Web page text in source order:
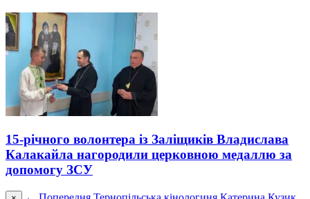
15-річного волонтера із Заліщиків Владислава
Калакайла нагородили церковною медаллю за
допомогу ЗСУ